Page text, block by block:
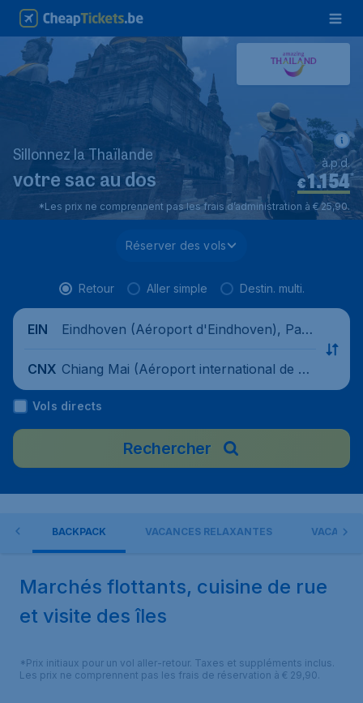
Sillonnez la Thaïlande
votre sac au dos €1.154*
à.p.d.
*Les prix ne comprennent pas les frais d’administration à € 25,90.
Réserver des vols
Retour Aller simple Destin. multi.
EIN
Eindhoven (Aéroport d'Eindhoven), Pays
CNX Chiang Mai (Aéroport international de Ch
iang Mai), Thaïlande
Vols directs
Rechercher
BACKPACK VACANCES RELAXANTES
Marchés flottants, cuisine de rue
et visite des îles
*Prix initiaux pour un vol aller-retour. Taxes et suppléments inclus.
Les prix ne comprennent pas les frais de réservation à € 29,90.